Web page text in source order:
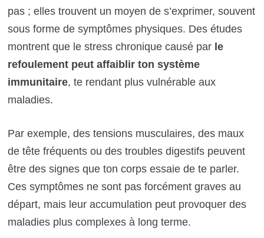
pas ; elles trouvent un moyen de s’exprimer, souvent
sous forme de symptômes physiques. Des études
montrent que le stress chronique causé par le
refoulement peut affaiblir ton système
immunitaire, te rendant plus vulnérable aux
maladies.
Par exemple, des tensions musculaires, des maux
de tête fréquents ou des troubles digestifs peuvent
être des signes que ton corps essaie de te parler.
Ces symptômes ne sont pas forcément graves au
départ, mais leur accumulation peut provoquer des
maladies plus complexes à long terme.